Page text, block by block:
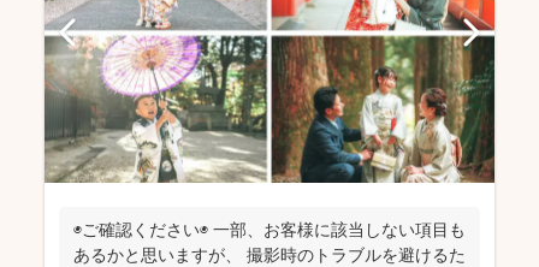
◉ご確認ください◉ 一部、お客様に該当しない項目も
あるかと思いますが、 撮影時のトラブルを避けるた